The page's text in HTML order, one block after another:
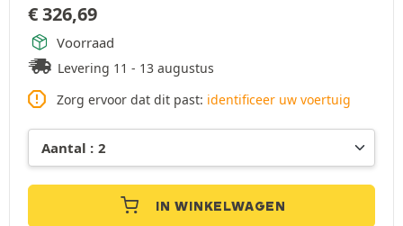
€326,69
Voorraad
Levering 11 - 13 augustus
Zorg ervoor dat dit past: identificeer uw voertuig
IN WINKELWAGEN